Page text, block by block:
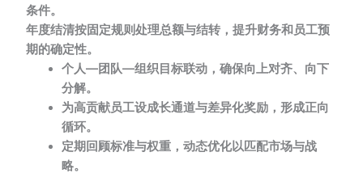
条件。
年度结清按固定规则处理总额与结转，提升财务和员工预
期的确定性。
个人—团队—组织目标联动，确保向上对齐、向下
分解。
为高贡献员工设成长通道与差异化奖励，形成正向
循环。
定期回顾标准与权重，动态优化以匹配市场与战
略。